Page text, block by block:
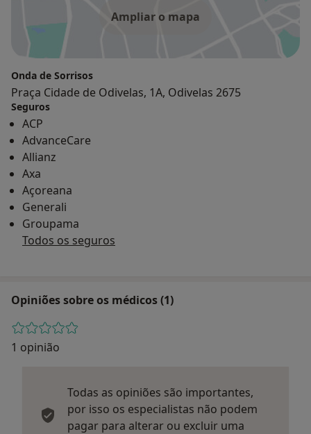
particulares, conseguindo um serviço e conforto
personalizado para um melhor tratamento.
Ampliar o mapa
Onda de Sorrisos
Praça Cidade de Odivelas, 1A, Odivelas 2675
Seguros
ACP
AdvanceCare
Allianz
Axa
Açoreana
Generali
Groupama
Todos os seguros
Opiniões sobre os médicos (1)
1 opinião
Todas as opiniões são importantes,
por isso os especialistas não podem
pagar para alterar ou excluir uma